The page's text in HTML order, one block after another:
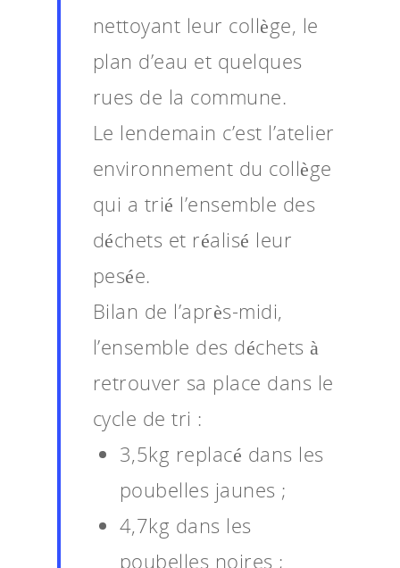
nettoyant leur collège, le
plan d’eau et quelques
rues de la commune.
Le lendemain c’est l’atelier
environnement du collège
qui a trié l’ensemble des
déchets et réalisé leur
pesée.
Bilan de l’après-midi,
l’ensemble des déchets à
retrouver sa place dans le
cycle de tri :
3,5kg replacé dans les
poubelles jaunes ;
4,7kg dans les
poubelles noires ;